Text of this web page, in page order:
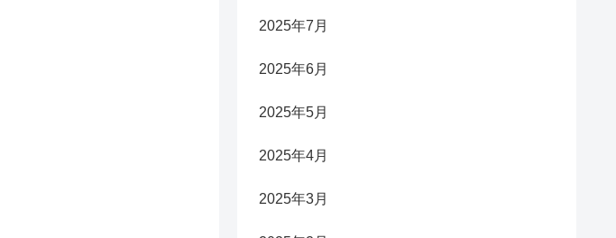
2025年7月
2025年6月
2025年5月
2025年4月
2025年3月